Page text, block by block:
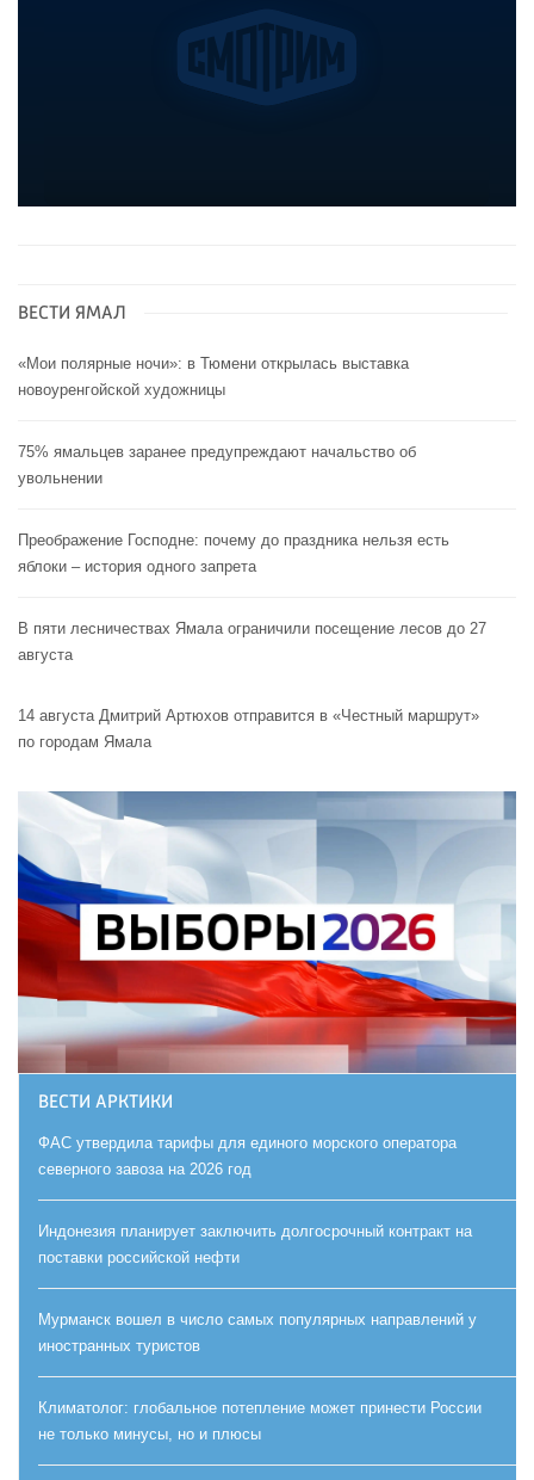
ВЕСТИ ЯМАЛ
«Мои полярные ночи»: в Тюмени открылась выставка
новоуренгойской художницы
75% ямальцев заранее предупреждают начальство об
увольнении
Преображение Господне: почему до праздника нельзя есть
яблоки – история одного запрета
В пяти лесничествах Ямала ограничили посещение лесов до 27
августа
14 августа Дмитрий Артюхов отправится в «Честный маршрут»
по городам Ямала
ВЕСТИ АРКТИКИ
ФАС утвердила тарифы для единого морского оператора
северного завоза на 2026 год
Индонезия планирует заключить долгосрочный контракт на
поставки российской нефти
Мурманск вошел в число самых популярных направлений у
иностранных туристов
Климатолог: глобальное потепление может принести России
не только минусы, но и плюсы